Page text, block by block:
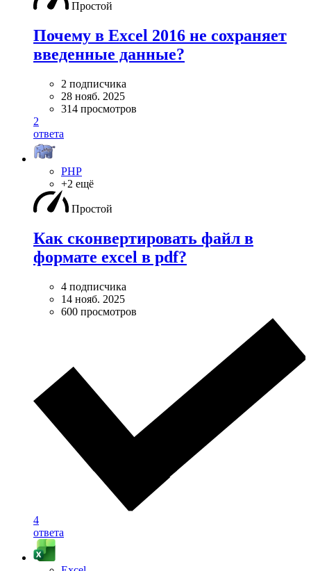
Простой
Почему в Excel 2016 не сохраняет
введенные данные?
2 подписчика
28 нояб. 2025
314 просмотров
2
ответа
PHP
+2 ещё
Простой
Как сконвертировать файл в
формате excel в pdf?
4 подписчика
14 нояб. 2025
600 просмотров
4
ответа